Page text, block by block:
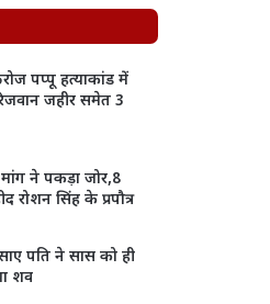
पप्पू हत्याकांड में
जहीर समेत 3
ने पकड़ा जोर,8
सिंह के प्रपौत्र
पति ने सास को ही
शव